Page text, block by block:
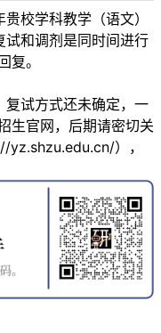
校学科教学（语文）
试和调剂是同时间进行
复。
复试方式还未确定，一
生官网，后期请密切关
yz.shzu.edu.cn/），